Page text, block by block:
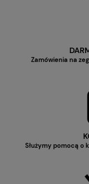
Zamówienia na
Służymy pomocą o